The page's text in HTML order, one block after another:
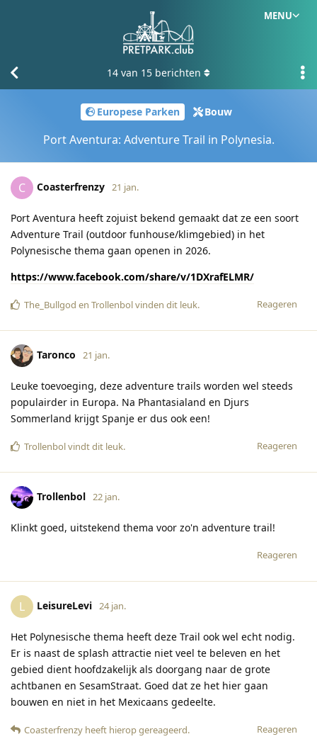
MENU
Europese Parken Bouw
Port Aventura: Adventure Trail in Polynesia.
14 van 15 berichten
C Coasterfrenzy 21 jan.
Port Aventura heeft zojuist bekend gemaakt dat ze een soort
Adventure Trail (outdoor funhouse/klimgebied) in het
Polynesische thema gaan openen in 2026.
https://www.facebook.com/share/v/1DXrafELMR/
Reageren
The_Bullgod en Trollenbolvinden dit leuk.
Taronco 21 jan.
Leuke toevoeging, deze adventure trails worden wel steeds
populairder in Europa. Na Phantasialand en Djurs
Sommerland krijgt Spanje er dus ook een!
Reageren
Trollenbolvindt dit leuk.
Trollenbol 22 jan.
Klinkt goed, uitstekend thema voor zo'n adventure trail!
Reageren
L LeisureLevi 24 jan.
Het Polynesische thema heeft deze Trail ook wel echt nodig.
Er is naast de splash attractie niet veel te beleven en het
gebied dient hoofdzakelijk als doorgang naar de grote
achtbanen en SesamStraat. Goed dat ze het hier gaan
bouwen en niet in het Mexicaans gedeelte.
Reageren
Coasterfrenzy heeft hierop gereageerd.